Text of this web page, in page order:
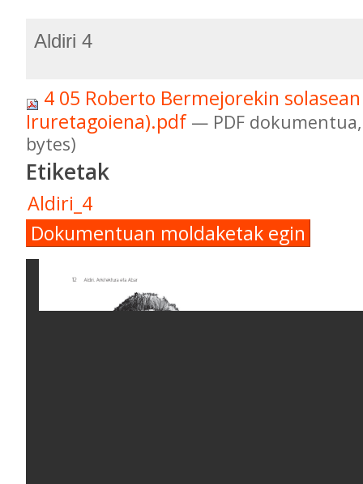
Aldiri 4
4 05 Roberto Bermejorekin
Iruretagoiena).pdf — PDF dokumentua,
bytes)
Etiketak
Aldiri_4
Dokumentuan moldaketak egin